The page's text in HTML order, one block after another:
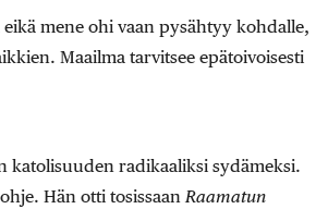
eikä mene ohi vaan pysähtyy kohdalle,
Maailma tarvitsee epätoivoisesti
katolisuuden radikaaliksi sydämeksi.
Hän otti tosissaan Raamatun